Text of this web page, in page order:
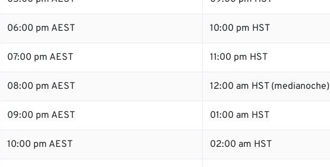
06:00 pm AEST 10:00 pm HST
07:00 pm AEST 11:00 pm HST
08:00 pm AEST 12:00 am HST (medianoche)
09:00 pm AEST 01:00 am HST
10:00 pm AEST 02:00 am HST